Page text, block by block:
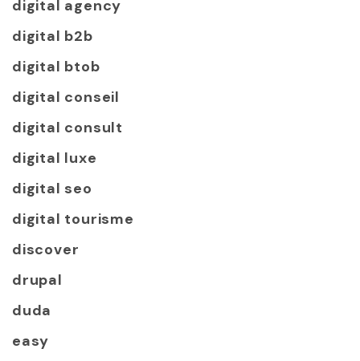
digital agency
digital b2b
digital btob
digital conseil
digital consult
digital luxe
digital seo
digital tourisme
discover
drupal
duda
easy